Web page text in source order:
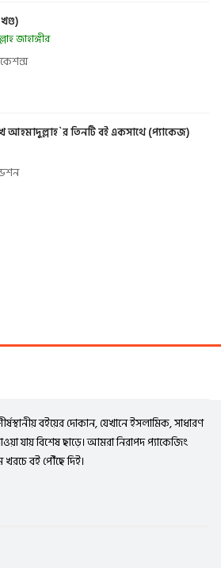
জাহাঙ্গীর
আহমাদুল্লাহ`র তিনটি বই একসাথে (প্যাকেজ)
বইয়ের দোকান, যেখানে ইসলামিক, সাধারণ
যায় বিশেষ ছাড়ে। আমরা নিরাপদ প্যাকেজিং
বই পৌঁছে দিই।